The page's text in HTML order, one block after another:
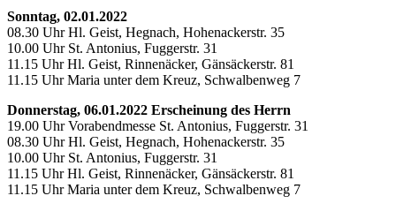
Sonntag, 02.01.2022
08.30 Uhr Hl. Geist, Hegnach, Hohenackerstr. 35
10.00 Uhr St. Antonius, Fuggerstr. 31
11.15 Uhr Hl. Geist, Rinnenäcker, Gänsäckerstr. 81
11.15 Uhr Maria unter dem Kreuz, Schwalbenweg 7
Donnerstag, 06.01.2022 Erscheinung des Herrn
19.00 Uhr Vorabendmesse St. Antonius, Fuggerstr. 31
08.30 Uhr Hl. Geist, Hegnach, Hohenackerstr. 35
10.00 Uhr St. Antonius, Fuggerstr. 31
11.15 Uhr Hl. Geist, Rinnenäcker, Gänsäckerstr. 81
11.15 Uhr Maria unter dem Kreuz, Schwalbenweg 7